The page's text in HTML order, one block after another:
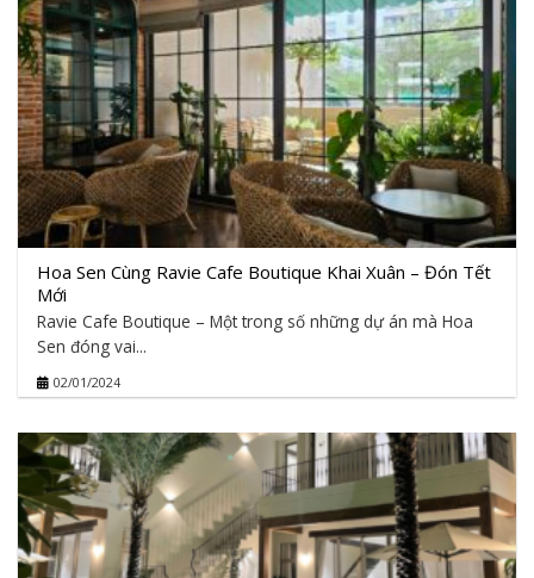
Hoa Sen Cùng Ravie Cafe Boutique Khai Xuân – Đón Tết
Mới
Ravie Cafe Boutique – Một trong số những dự án mà Hoa
Sen đóng vai...
02/01/2024